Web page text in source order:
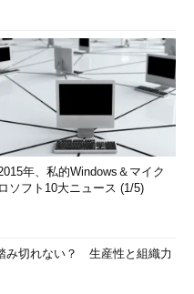
年、私的Windows＆マイク
ロソフト10大ニュース (1/5)
み切れない？ 生産性と組織力